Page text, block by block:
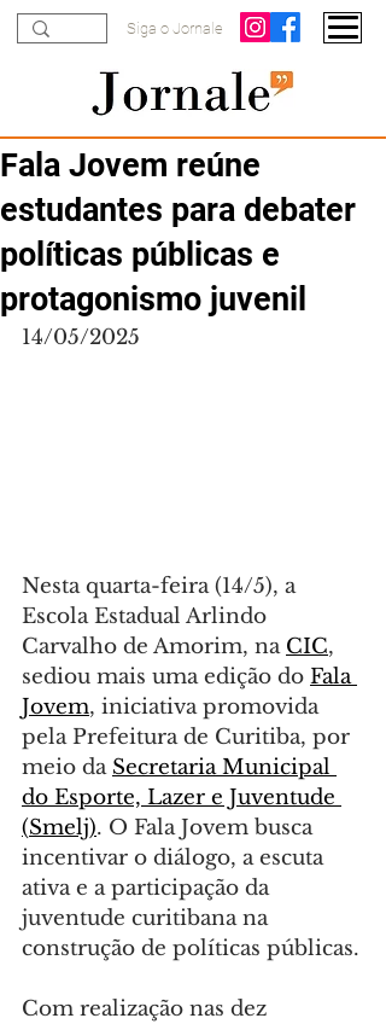
Siga o Jornale
Fala Jovem reúne
estudantes para debater
políticas públicas e
protagonismo juvenil
14/05/2025
Nesta quarta-feira (14/5), a
Escola Estadual Arlindo
Carvalho de Amorim, na CIC,
sediou mais uma edição do Fala
Jovem, iniciativa promovida
pela Prefeitura de Curitiba, por
meio da Secretaria Municipal
do Esporte, Lazer e Juventude
(Smelj). O Fala Jovem busca
incentivar o diálogo, a escuta
ativa e a participação da
juventude curitibana na
construção de políticas públicas.
Com realização nas dez